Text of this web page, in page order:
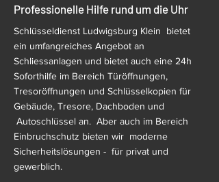
Professionelle Hilfe rund um die Uhr
Schlüsseldienst Ludwigsburg Klein bietet
ein umfangreiches Angebot an
Schliessanlagen und bietet auch eine 24h
Soforthilfe im Bereich Türöffnungen,
Tresoröffnungen und Schlüsselkopien für
Gebäude, Tresore, Dachboden und
Autoschlüssel an. Aber auch im Bereich
Einbruchschutz bieten wir moderne
Sicherheitslösungen - für privat und
gewerblich.